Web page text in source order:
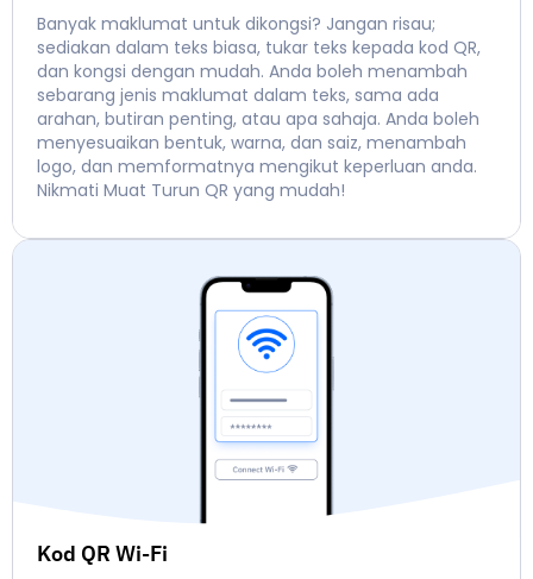
Banyak maklumat untuk dikongsi? Jangan risau;
sediakan dalam teks biasa, tukar teks kepada kod QR,
dan kongsi dengan mudah. Anda boleh menambah
sebarang jenis maklumat dalam teks, sama ada
arahan, butiran penting, atau apa sahaja. Anda boleh
menyesuaikan bentuk, warna, dan saiz, menambah
logo, dan memformatnya mengikut keperluan anda.
Nikmati Muat Turun QR yang mudah!
Kod QR Wi-Fi